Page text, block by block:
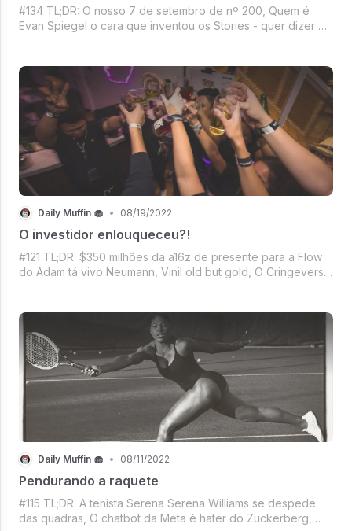
#134 TL;DR: O nosso 7 de setembro de nº 200, Quem é
Evan Spiegel o cara que inventou os Stories - quer dizer o
PayPal, Mercado Crypto vai
Daily Muffin 🧁 • 08/19/2022
O investidor enlouqueceu?!
#121 TL;DR: $350 milhões da a16z de presente para a Flow
do Adam tá vivo Neumann, Vinil old but gold, O Cringeverso
forças pra reagir a maré ve
Daily Muffin 🧁 • 08/11/2022
Pendurando a raquete
#115 TL;DR: A tenista Serena Serena Williams se despede
das quadras, O chatbot da Meta é hater do Zuckerberg,